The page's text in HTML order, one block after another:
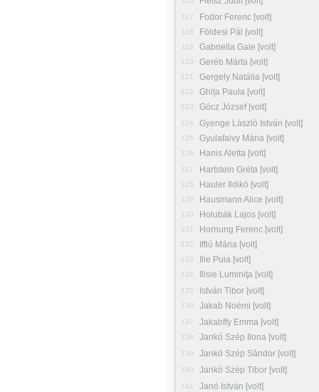
117 Fodor Ferenc [volt]
118 Földesi Pál [volt]
119 Gabriella Gale [volt]
120 Geréb Márta [volt]
121 Gergely Natália [volt]
122 Ghița Paula [volt]
123 Gócz József [volt]
124 Gyenge László István [volt]
125 Gyulafalvy Mária [volt]
126 Hanis Aletta [volt]
127 Hartstein Gréta [volt]
128 Hauler Ildikó [volt]
129 Hausmann Alice [volt]
130 Holubák Lajos [volt]
131 Hornung Ferenc [volt]
132 Iffiú Mária [volt]
133 Ilie Puia [volt]
134 Ilisie Luminiţa [volt]
135 István Tibor [volt]
136 Jakab Noémi [volt]
137 Jakabffy Emma [volt]
138 Jankó Szép Ilona [volt]
139 Jankó Szép Sándor [volt]
140 Jankó Szép Tibor [volt]
141 Janó István [volt]